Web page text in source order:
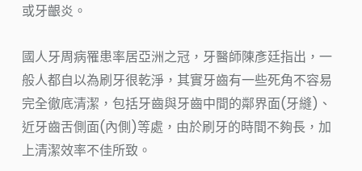
或牙齦炎。
國人牙周病罹患率居亞洲之冠，牙醫師陳彥廷指出，一
般人都自以為刷牙很乾淨，其實牙齒有一些死角不容易
完全徹底清潔，包括牙齒與牙齒中間的鄰界面(牙縫)、
近牙齒舌側面(內側)等處，由於刷牙的時間不夠長，加
上清潔效率不佳所致。